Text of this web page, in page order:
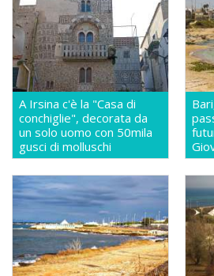
A Irsina c'è la "Casa di
conchiglie", decorata da
un solo uomo con 50mila
gusci di molluschi